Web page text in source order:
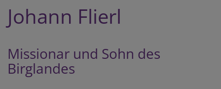
Johann Flierl
Missionar und Sohn des
Birglandes